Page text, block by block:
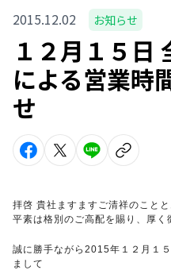
2015.12.02 お知らせ
１２月１５日
による営業時
せ
拝啓 貴社ますますご清祥のことと
平素は格別のご高配を賜り、厚く
誠に勝手ながら2015年１２月１
まして